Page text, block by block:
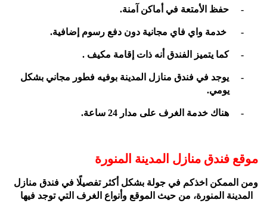
- حفظ الأمتعة في أماكن آمنة.
- خدمة واي فاي مجانية دون دفع رسوم إضافية.
- كما يتميز الفندق أنه ذات إقامة مكيف .
-
يوجد في فندق منازل المدينة بوفيه فطور مجاني بشكل
يومي.
- هناك خدمة الغرف على مدار 24 ساعة.
موقع فندق منازل المدينة المنورة
ومن الممكن اخذكم في جولة بشكل أكثر تفصيلًا في فندق منازل
المدينة المنورة، من حيث الموقع وأنواع الغرف التي توجد فيها